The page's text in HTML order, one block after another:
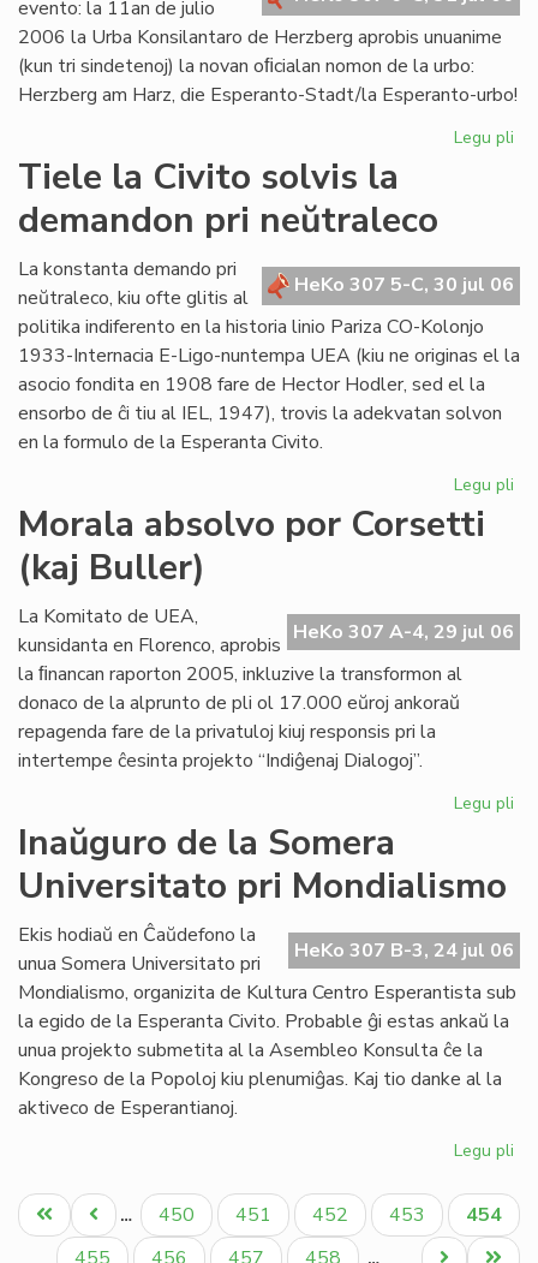
evento: la 11an de julio
2006 la Urba Konsilantaro de Herzberg aprobis unuanime
(kun tri sindetenoj) la novan oﬁcialan nomon de la urbo:
Herzberg am Harz, die Esperanto-Stadt/la Esperanto-urbo!
Legu pli
Tiele la Civito solvis la
demandon pri neŭtraleco
HeKo 307 5-C, 30 jul 06
La konstanta demando pri
neŭtraleco, kiu ofte glitis al
politika indiferento en la historia linio Pariza CO-Kolonjo
1933-Internacia E-Ligo-nuntempa UEA (kiu ne originas el la
asocio fondita en 1908 fare de Hector Hodler, sed el la
ensorbo de ĉi tiu al IEL, 1947), trovis la adekvatan solvon
en la formulo de la Esperanta Civito.
Legu pli
la
Morala absolvo por Corsetti
(kaj Buller)
HeKo 307 A-4, 29 jul 06
La Komitato de UEA,
kunsidanta en Florenco, aprobis
la ﬁnancan raporton 2005, inkluzive la transformon al
donaco de la alprunto de pli ol 17.000 eŭroj ankoraŭ
repagenda fare de la privatuloj kiuj responsis pri la
intertempe ĉesinta projekto “Indiĝenaj Dialogoj”.
Legu pli
Inaŭguro de la Somera
Universitato pri Mondialismo
HeKo 307 B-3, 24 jul 06
Ekis hodiaŭ en Ĉaŭdefono la
unua Somera Universitato pri
Mondialismo, organizita de Kultura Centro Esperantista sub
la egido de la Esperanta Civito. Probable ĝi estas ankaŭ la
unua projekto submetita al la Asembleo Konsulta ĉe la
Kongreso de la Popoloj kiu plenumiĝas. Kaj tio danke al la
aktiveco de Esperantianoj.
Legu pli
de
la
Pagination
Unua
paĝo
Antaŭa
paĝo
… Paĝo
450 Paĝo
451 Paĝo
452 Paĝo
453
Aktuala
paĝo
454
Paĝo
Paĝo Paĝo Paĝo
Last
Next